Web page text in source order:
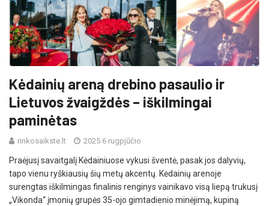
Kėdainių areną drebino pasaulio ir
Lietuvos žvaigždės – iškilmingai
paminėtas
rinkosaikste.lt 2025 6 rugpjūčio
Praėjusį savaitgalį Kėdainiuose vykusi šventė, pasak jos dalyvių,
tapo vienu ryškiausių šių metų akcentų. Kėdainių arenoje
surengtas iškilmingas finalinis renginys vainikavo visą liepą trukusį
„Vikonda“ įmonių grupės 35-ojo gimtadienio minėjimą, kupiną